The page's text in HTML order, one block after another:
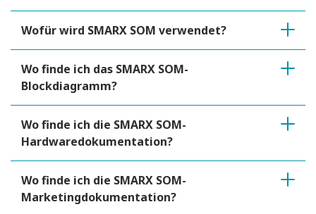
Wofür wird SMARX SOM verwendet?
Wo finde ich das SMARX SOM-
Blockdiagramm?
Wo finde ich die SMARX SOM-
Hardwaredokumentation?
Wo finde ich die SMARX SOM-
Marketingdokumentation?